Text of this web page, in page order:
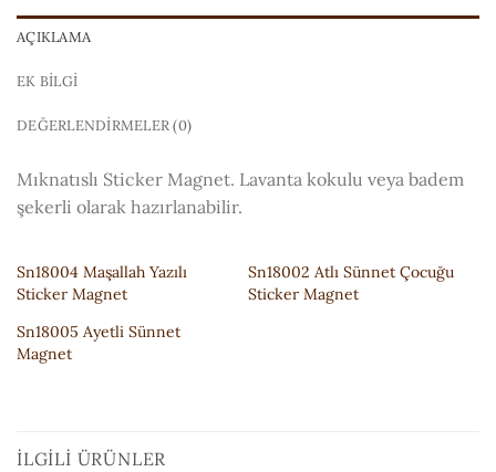
AÇIKLAMA
EK BILGI
DEĞERLENDIRMELER (0)
Mıknatıslı Sticker Magnet. Lavanta kokulu veya badem
şekerli olarak hazırlanabilir.
Sn18004 Maşallah Yazılı
Sticker Magnet
Sn18002 Atlı Sünnet Çocuğu
Sticker Magnet
Sn18005 Ayetli Sünnet
Magnet
İLGILI ÜRÜNLER